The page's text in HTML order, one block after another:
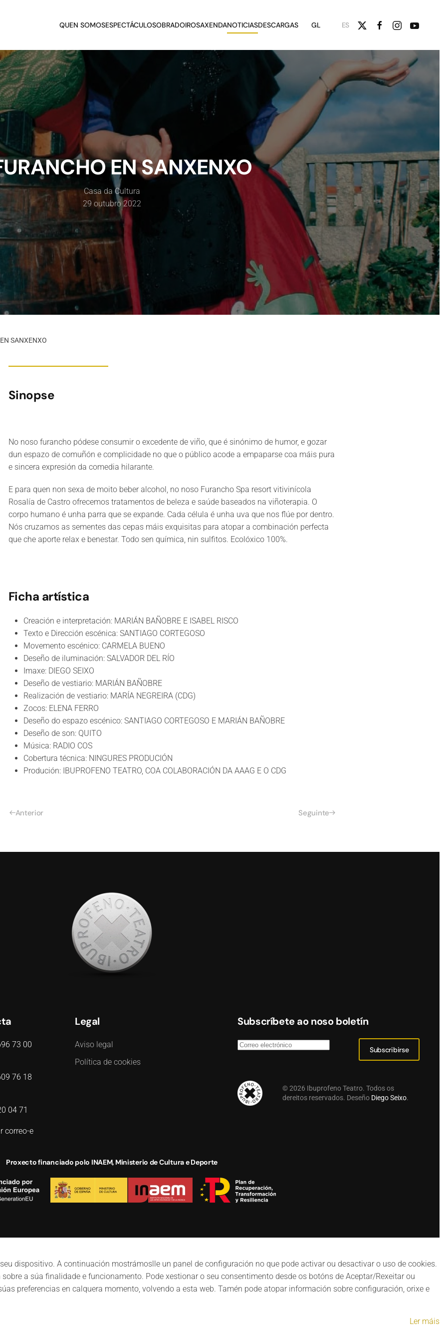
QUEN SOMOSESPECTÁCULOSOBRADOIROSAXENDANOTICIASDESCARGAS GL ES
EN SANXENXO
Casa da Cultura
29 outubro 2022
SANXENXO
Sinopse
No noso furancho pódese consumir o excedente de viño, que é sinónimo de humor, e gozar
dun espazo de comuñón e complicidade no que o público acode a empaparse coa máis pura
e sincera expresión da comedia hilarante.
E para quen non sexa de moito beber alcohol, no noso Furancho Spa resort vitivinícola
Rosalía de Castro ofrecemos tratamentos de beleza e saúde baseados na viñoterapia. O
corpo humano é unha parra que se expande. Cada célula é unha uva que nos flúe por dentro.
Nós cruzamos as sementes das cepas máis exquisitas para atopar a combinación perfecta
que che aporte relax e benestar. Todo sen química, nin sulfitos. Ecolóxico 100%.
Ficha artística
Creación e interpretación: MARIÁN BAÑOBRE E ISABEL RISCO
Texto e Dirección escénica: SANTIAGO CORTEGOSO
Movemento escénico: CARMELA BUENO
Deseño de iluminación: SALVADOR DEL RÍO
Imaxe: DIEGO SEIXO
Deseño de vestiario: MARIÁN BAÑOBRE
Realización de vestiario: MARÍA NEGREIRA (CDG)
Zocos: ELENA FERRO
Deseño do espazo escénico: SANTIAGO CORTEGOSO E MARIÁN BAÑOBRE
Deseño de son: QUITO
Música: RADIO COS
Cobertura técnica: NINGURES PRODUCIÓN
Produción: IBUPROFENO TEATRO, COA COLABORACIÓN DA AAAG E O CDG
Anterior Seguinte
73 00
76 18
04 71
correo-e
Legal
Aviso legal
Política de cookies
Subscríbete ao noso boletín
Subscribirse
©2026 Ibuprofeno Teatro. Todos os
dereitos reservados. Deseño Diego Seixo.
Proxecto financiado polo INAEM, Ministerio de Cultura e Deporte
dispositivo. A continuación mostrámoslle un panel de configuración no que pode activar ou desactivar o uso de cookies.
a súa finalidade e funcionamento. Pode xestionar o seu consentimento desde os botóns de Aceptar/Rexeitar ou
preferencias en calquera momento, volvendo a esta web. Tamén pode atopar información sobre configuración, orixe e
Ler máis